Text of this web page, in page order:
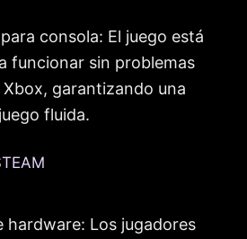
consola: El juego está
funcionar sin problemas
garantizando una
fluida.
hardware: Los jugadores